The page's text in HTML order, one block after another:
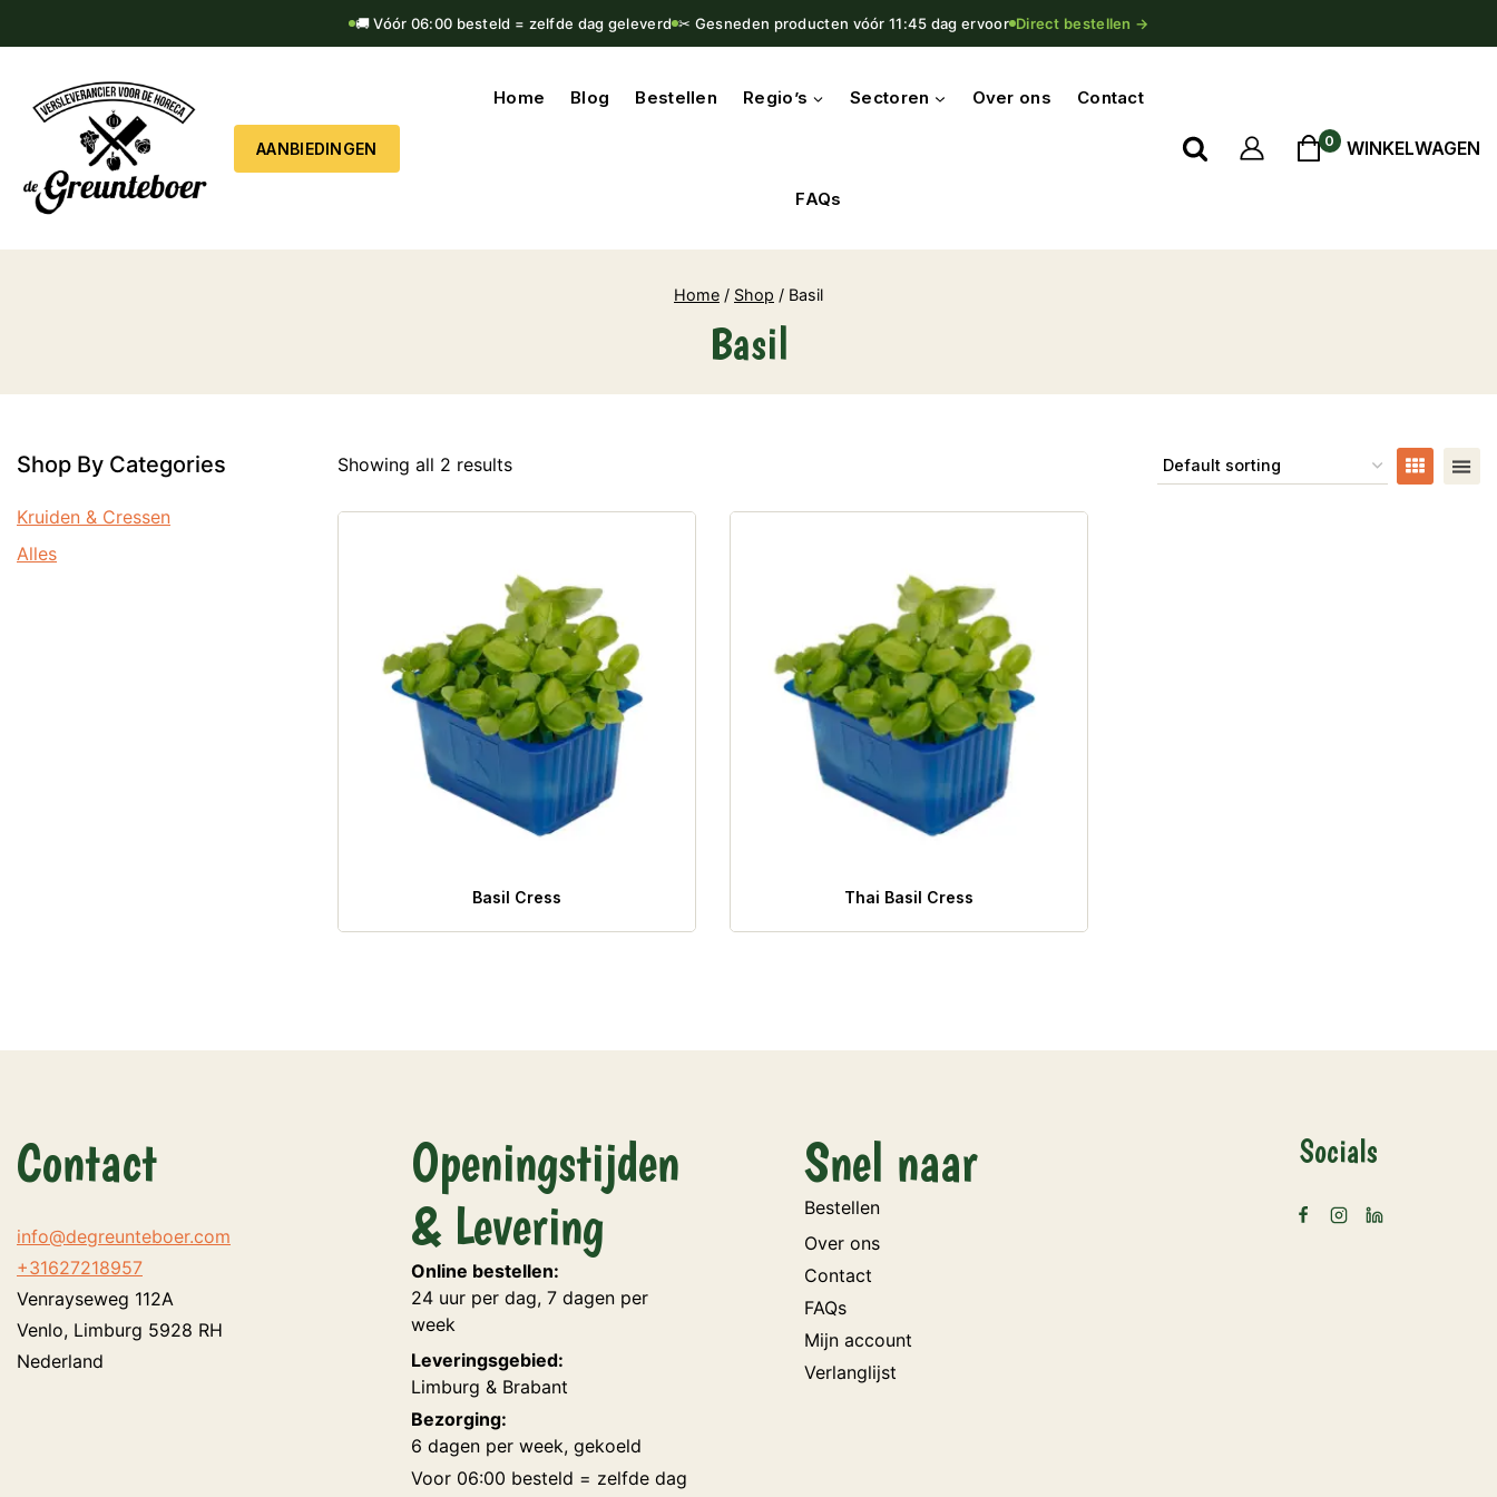
🚚 Vóór 06:00 besteld = zelfde dag geleverd ✂ Gesneden producten vóór 11:45 dag ervoor Direct bestellen →
AANBIEDINGEN
Home Blog Bestellen Regio’s Sectoren Over ons Contact
FAQs
0 WINKELWAGEN
Home / Shop / Basil
Basil
Showing all 2 results
Basil Cress Thai Basil Cress
Shop By Categories
Kruiden & Cressen
Alles
Contact
info@degreunteboer.com
+31627218957
Venrayseweg 112A
Venlo, Limburg 5928 RH
Nederland
Openingstijden
& Levering
Online bestellen:
24 uur per dag, 7 dagen per
week
Leveringsgebied:
Limburg & Brabant
Bezorging:
6 dagen per week, gekoeld
Voor 06:00 besteld = zelfde dag
Snel naar
Bestellen
Over ons
Contact
FAQs
Mijn account
Verlanglijst
Socials